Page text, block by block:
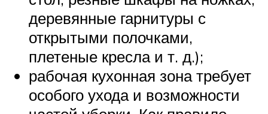
деревянные гарнитуры с
открытыми полочками,
плетеные кресла и т. д.);
рабочая кухонная зона требует
особого ухода и возможности